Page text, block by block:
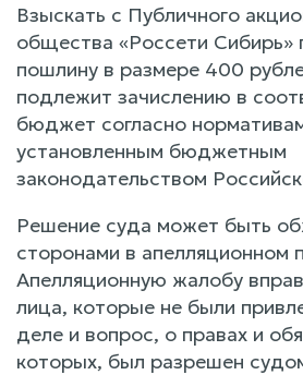
Взыскать с Публичного
общества «Россети Сибирь»
пошлину в размере 400
подлежит зачислению в
бюджет согласно
установленным бюджетным
законодательством
Решение суда может быть
сторонами в апелляционном
Апелляционную жалобу
лица, которые не были
деле и вопрос, о правах и
которых, был разрешен